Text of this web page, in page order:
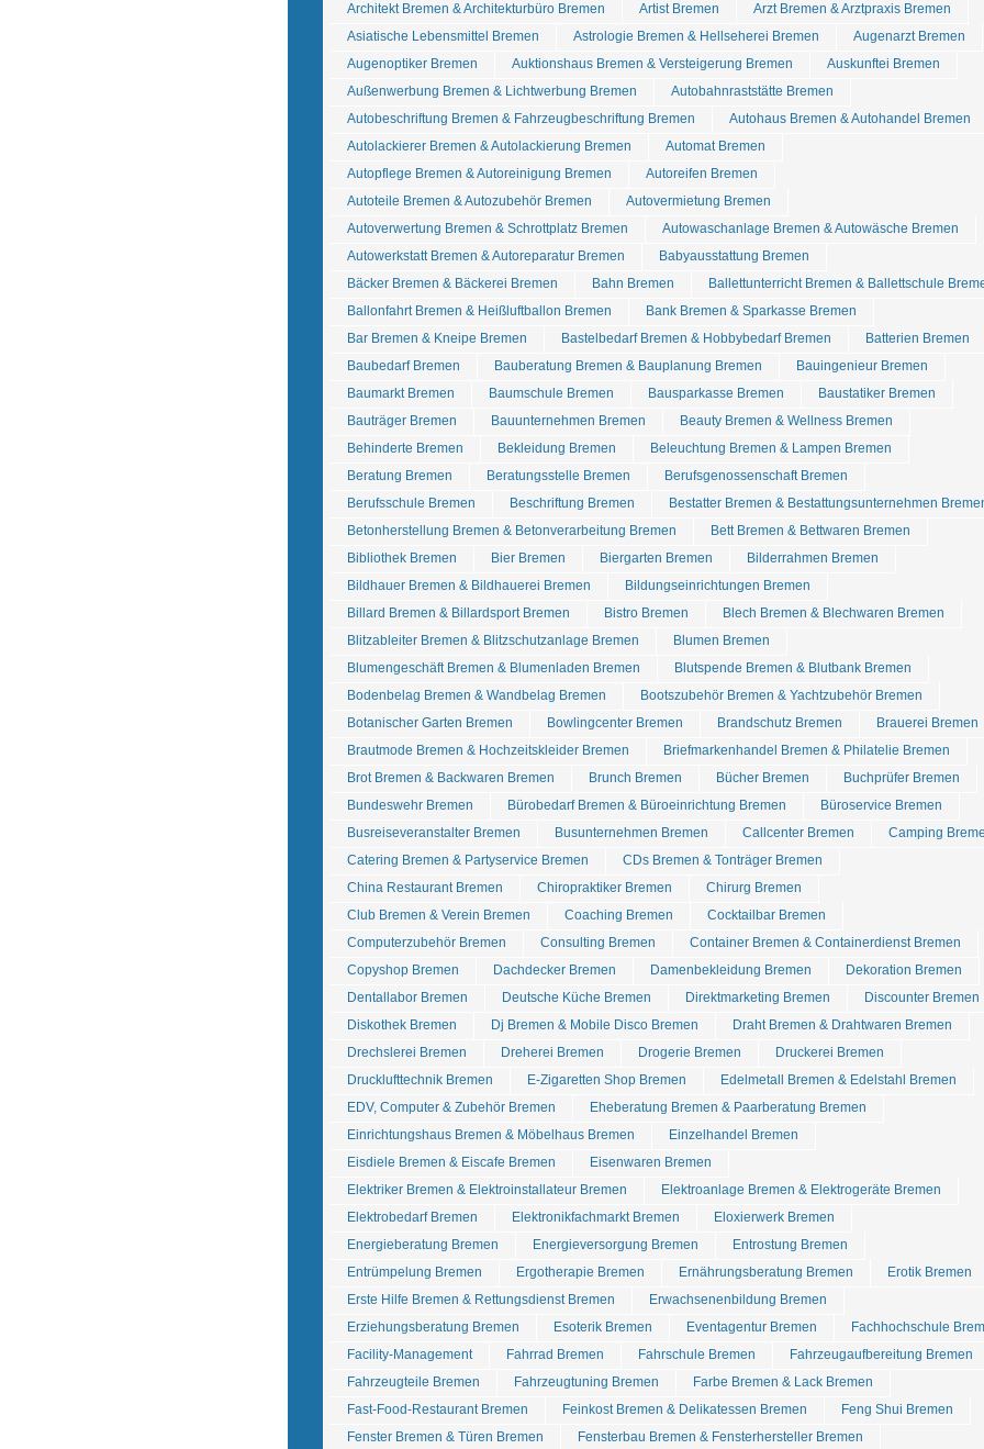
Architekt Bremen & Architekturbüro Bremen
Artist Bremen
Arzt Bremen & Arztpraxis Bremen
Asiatische Lebensmittel Bremen
Astrologie Bremen & Hellseherei Bremen
Augenarzt Bremen
Augenoptiker Bremen
Auktionshaus Bremen & Versteigerung Bremen
Auskunftei Bremen
Außenwerbung Bremen & Lichtwerbung Bremen
Autobahnraststätte Bremen
Autobeschriftung Bremen & Fahrzeugbeschriftung Bremen
Autohaus Bremen & Autohandel Bremen
Autolackierer Bremen & Autolackierung Bremen
Automat Bremen
Autopflege Bremen & Autoreinigung Bremen
Autoreifen Bremen
Autoteile Bremen & Autozubehör Bremen
Autovermietung Bremen
Autoverwertung Bremen & Schrottplatz Bremen
Autowaschanlage Bremen & Autowäsche Bremen
Autowerkstatt Bremen & Autoreparatur Bremen
Babyausstattung Bremen
Bäcker Bremen & Bäckerei Bremen
Bahn Bremen
Ballettunterricht Bremen & Ballettschule
Ballonfahrt Bremen & Heißluftballon Bremen
Bank Bremen & Sparkasse Bremen
Bar Bremen & Kneipe Bremen
Bastelbedarf Bremen & Hobbybedarf Bremen
Batterien Bremen
Baubedarf Bremen
Bauberatung Bremen & Bauplanung Bremen
Bauingenieur Bremen
Baumarkt Bremen
Baumschule Bremen Bausparkasse Bremen
Baustatiker Bremen
Bauträger Bremen
Bauunternehmen Bremen
Beauty Bremen & Wellness Bremen
Behinderte Bremen
Bekleidung Bremen
Beleuchtung Bremen & Lampen Bremen
Beratung Bremen
Beratungsstelle Bremen
Berufsgenossenschaft Bremen
Berufsschule Bremen
Beschriftung Bremen
Bestatter Bremen & Bestattungsunternehmen
Betonherstellung Bremen & Betonverarbeitung Bremen
Bett Bremen & Bettwaren Bremen
Bibliothek Bremen
Bier Bremen Biergarten Bremen
Bilderrahmen Bremen
Bildhauer Bremen & Bildhauerei Bremen
Bildungseinrichtungen Bremen
Billard Bremen & Billardsport Bremen
Bistro Bremen
Blech Bremen & Blechwaren Bremen
Blitzableiter Bremen & Blitzschutzanlage Bremen
Blumen Bremen
Blumengeschäft Bremen & Blumenladen Bremen
Blutspende Bremen & Blutbank Bremen
Bodenbelag Bremen & Wandbelag Bremen
Bootszubehör Bremen & Yachtzubehör Bremen
Botanischer Garten Bremen
Bowlingcenter Bremen Brandschutz Bremen
Brauerei Bremen
Brautmode Bremen & Hochzeitskleider Bremen
Briefmarkenhandel Bremen & Philatelie Bremen
Brot Bremen & Backwaren Bremen
Brunch Bremen Bücher Bremen
Buchprüfer Bremen
Bundeswehr Bremen
Bürobedarf Bremen & Büroeinrichtung Bremen
Büroservice Bremen
Busreiseveranstalter Bremen
Busunternehmen Bremen Callcenter Bremen
Camping
Catering Bremen & Partyservice Bremen
CDs Bremen & Tonträger Bremen
China Restaurant Bremen
Chiropraktiker Bremen
Chirurg Bremen
Club Bremen & Verein Bremen
Coaching Bremen
Cocktailbar Bremen
Computerzubehör Bremen
Consulting Bremen
Container Bremen & Containerdienst Bremen
Copyshop Bremen
Dachdecker Bremen Damenbekleidung Bremen
Dekoration Bremen
Dentallabor Bremen
Deutsche Küche Bremen Direktmarketing Bremen
Discounter Bremen
Diskothek Bremen
Dj Bremen & Mobile Disco Bremen
Draht Bremen & Drahtwaren Bremen
Drechslerei Bremen
Dreherei Bremen Drogerie Bremen
Druckerei Bremen
Drucklufttechnik Bremen
E-Zigaretten Shop Bremen
Edelmetall Bremen & Edelstahl Bremen
EDV, Computer & Zubehör Bremen
Eheberatung Bremen & Paarberatung Bremen
Einrichtungshaus Bremen & Möbelhaus Bremen
Einzelhandel Bremen
Eisdiele Bremen & Eiscafe Bremen
Eisenwaren Bremen
Elektriker Bremen & Elektroinstallateur Bremen
Elektroanlage Bremen & Elektrogeräte Bremen
Elektrobedarf Bremen
Elektronikfachmarkt Bremen
Eloxierwerk Bremen
Energieberatung Bremen
Energieversorgung Bremen
Entrostung Bremen
Entrümpelung Bremen
Ergotherapie Bremen Ernährungsberatung Bremen
Erotik Bremen
Erste Hilfe Bremen & Rettungsdienst Bremen
Erwachsenenbildung Bremen
Erziehungsberatung Bremen
Esoterik Bremen Eventagentur Bremen
Fachhochschule
Facility-Management
Fahrrad Bremen Fahrschule Bremen
Fahrzeugaufbereitung Bremen
Fahrzeugteile Bremen
Fahrzeugtuning Bremen
Farbe Bremen & Lack Bremen
Fast-Food-Restaurant Bremen
Feinkost Bremen & Delikatessen Bremen
Feng Shui Bremen
Fenster Bremen & Türen Bremen
Fensterbau Bremen & Fensterhersteller Bremen